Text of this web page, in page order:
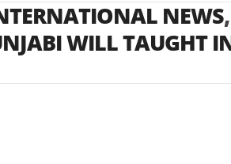
NEWS,
WILL TAUGHT